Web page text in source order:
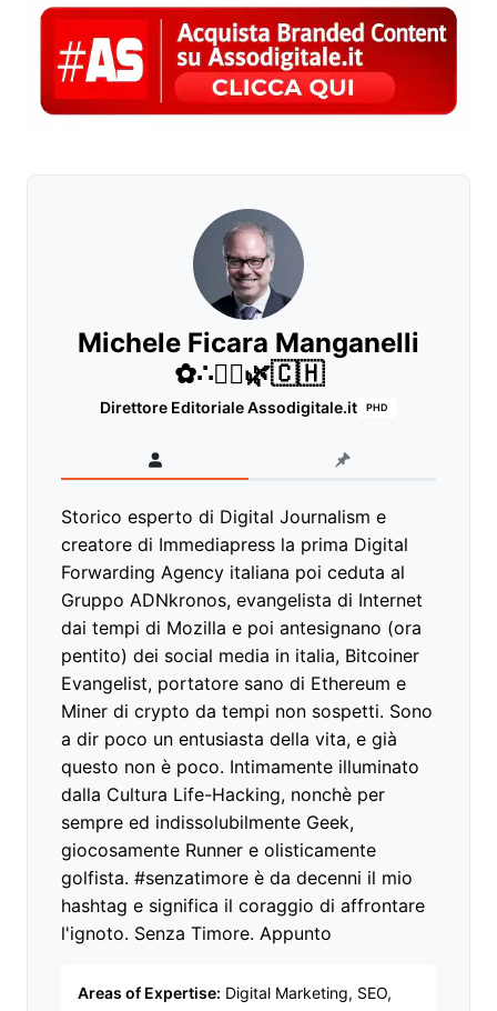
Michele Ficara Manganelli
✿∴♛🌿🇨🇭
Direttore Editoriale Assodigitale.it PHD
Storico esperto di Digital Journalism e
creatore di Immediapress la prima Digital
Forwarding Agency italiana poi ceduta al
Gruppo ADNkronos, evangelista di Internet
dai tempi di Mozilla e poi antesignano (ora
pentito) dei social media in italia, Bitcoiner
Evangelist, portatore sano di Ethereum e
Miner di crypto da tempi non sospetti. Sono
a dir poco un entusiasta della vita, e già
questo non è poco. Intimamente illuminato
dalla Cultura Life-Hacking, nonchè per
sempre ed indissolubilmente Geek,
giocosamente Runner e olisticamente
golfista. #senzatimore è da decenni il mio
hashtag e significa il coraggio di affrontare
l'ignoto. Senza Timore. Appunto
Areas of Expertise: Digital Marketing, SEO,